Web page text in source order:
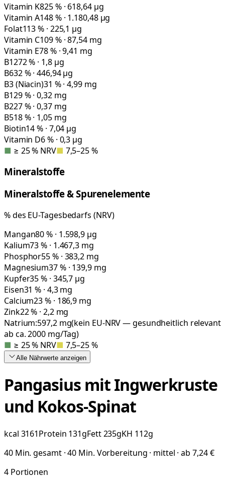
Vitamin K825 % · 618,64 µg
Vitamin A148 % · 1.180,48 µg
Folat113 % · 225,1 µg
Vitamin C109 % · 87,54 mg
Vitamin E78 % · 9,41 mg
B1272 % · 1,8 µg
B632 % · 446,94 µg
B3 (Niacin)31 % · 4,99 mg
B129 % · 0,32 mg
B227 % · 0,37 mg
B518 % · 1,05 mg
Biotin14 % · 7,04 µg
Vitamin D6 % · 0,3 µg
■ ≥ 25 % NRV■ 7,5–25 %
Mineralstoffe
Mineralstoffe & Spurenelemente
% des EU-Tagesbedarfs (NRV)
Mangan80 % · 1.598,9 µg
Kalium73 % · 1.467,3 mg
Phosphor55 % · 383,2 mg
Magnesium37 % · 139,9 mg
Kupfer35 % · 345,7 µg
Eisen31 % · 4,3 mg
Calcium23 % · 186,9 mg
Zink22 % · 2,2 mg
Natrium:597,2mg(kein EU-NRV — gesundheitlich relevant
ab ca. 2000 mg/Tag)
■ ≥ 25 % NRV■ 7,5–25 %
Alle Nährwerte anzeigen
Pangasius mit Ingwerkruste
und Kokos-Spinat
kcal 3161Protein 131gFett235gKH 112g
40 Min. gesamt · 40 Min. Vorbereitung · mittel · ab 7,24 €
4 Portionen